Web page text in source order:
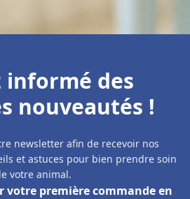
informé des
nouveautés !
newsletter afin de recevoir nos
et astuces pour bien prendre soin
votre animal.
votre première commande en